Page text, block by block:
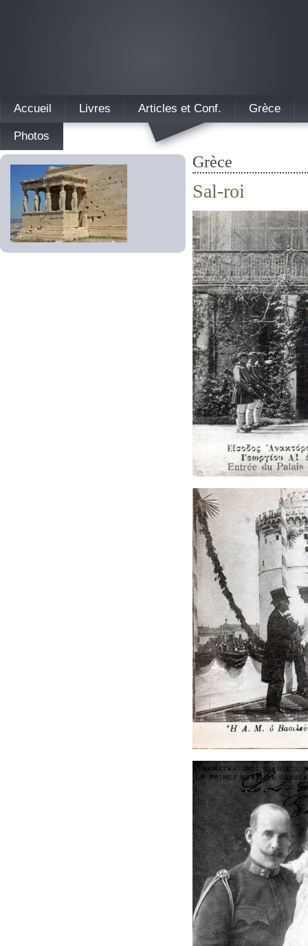
Accueil Livres Articles et Conf. Grèce
Photos
Grèce
Sal-roi